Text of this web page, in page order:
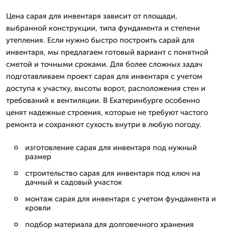
Цена сарая для инвентаря зависит от площади,
выбранной конструкции, типа фундамента и степени
утепления. Если нужно быстро построить сарай для
инвентаря, мы предлагаем готовый вариант с понятной
сметой и точными сроками. Для более сложных задач
подготавливаем проект сарая для инвентаря с учетом
доступа к участку, высоты ворот, расположения стен и
требований к вентиляции. В Екатеринбурге особенно
ценят надежные строения, которые не требуют частого
ремонта и сохраняют сухость внутри в любую погоду.
изготовление сарая для инвентаря под нужный
размер
строительство сарая для инвентаря под ключ на
дачный и садовый участок
монтаж сарая для инвентаря с учетом фундамента и
кровли
подбор материала для долговечного хранения